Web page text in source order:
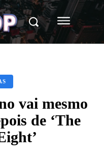
vai mesmo
de ‘The